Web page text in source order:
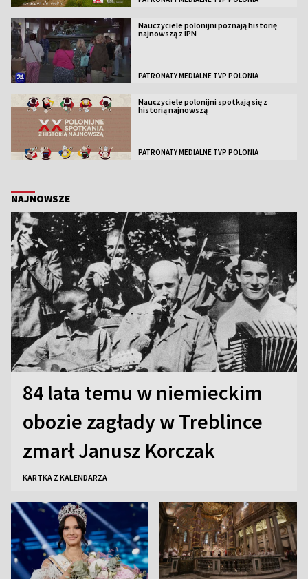
Nauczyciele polonijni poznają historię
najnowszą z IPN
PATRONATY MEDIALNE TVP POLONIA
Nauczyciele polonijni spotkają się z
historią najnowszą
PATRONATY MEDIALNE TVP POLONIA
NAJNOWSZE
84 lata temu w niemieckim
obozie zagłady w Treblince
zmarł Janusz Korczak
KARTKA Z KALENDARZA